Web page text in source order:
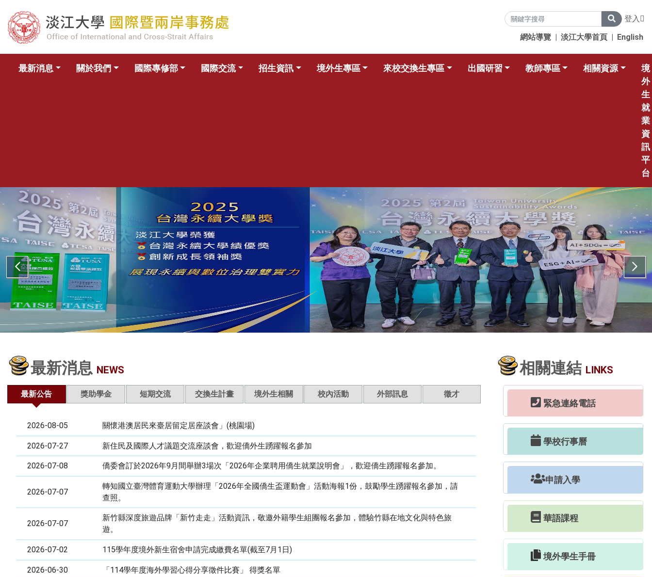
登入
網站導覽 | 淡江大學首頁 | English
最新消息 關於我們 國際專修部 國際交流 招生資訊 境外生專區 來校交換生專區 出國研習 教師專區 相關資源
境
外
生
就
業
資
訊
平
台
最新消息 NEWS
最新公告 獎助學金 短期交流 交換生計畫 境外生相關 校內活動 外部訊息 徵才
2026-08-05 關懷港澳居民來臺居留定居座談會」(桃園場)
2026-07-27 新住民及國際人才議題交流座談會，歡迎僑外生踴躍報名參加
2026-07-08 僑委會訂於2026年9月間舉辦3場次「2026年企業聘用僑生就業說明會」，歡迎僑生踴躍報名參加。
2026-07-07
轉知國立臺灣體育運動大學辦理「2026年全國僑生盃運動會」活動海報1份，鼓勵學生踴躍報名參加，請
查照。
2026-07-07
新竹縣深度旅遊品牌「新竹走走」活動資訊，敬邀外籍學生組團報名參加，體驗竹縣在地文化與特色旅
遊。
2026-07-02 115學年度境外新生宿舍申請完成繳費名單(截至7月1日)
2026-06-30 「114學年度海外學習心得分享徵件比賽」 得獎名單
相關連結 LINKS
緊急連絡電話
學校行事曆
申請入學
華語課程
境外學生手冊